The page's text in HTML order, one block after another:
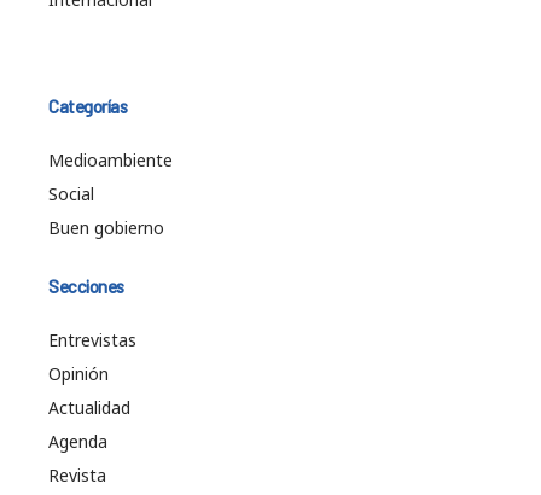
Categorías
Medioambiente
Social
Buen gobierno
Secciones
Entrevistas
Opinión
Actualidad
Agenda
Revista